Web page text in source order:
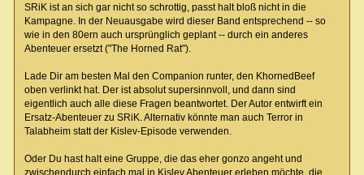
SRiK ist an sich gar nicht so schrottig, passt halt bloß nicht in die
Kampagne. In der Neuausgabe wird dieser Band entsprechend -- so
wie in den 80ern auch ursprünglich geplant -- durch ein anderes
Abenteuer ersetzt ("The Horned Rat").
Lade Dir am besten Mal den Companion runter, den KhornedBeef
oben verlinkt hat. Der ist absolut supersinnvoll, und dann sind
eigentlich auch alle diese Fragen beantwortet. Der Autor entwirft ein
Ersatz-Abenteuer zu SRiK. Alternativ könnte man auch Terror in
Talabheim statt der Kislev-Episode verwenden.
Oder Du hast halt eine Gruppe, die das eher gonzo angeht und
zwischendurch einfach mal in Kislev Abenteuer erleben möchte, die